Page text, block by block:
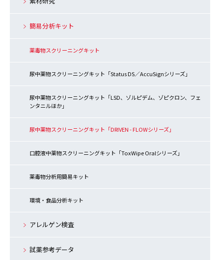
簡易分析キット
薬毒物スクリーニングキット
尿中薬物スクリーニングキット「Status DS／AccuSignシリーズ」
尿中薬物スクリーニングキット「LSD、ゾルピデム、ゾピクロン、フェ
ンタニルほか」
尿中薬物スクリーニングキット「DRIVEN - FLOWシリーズ」
口腔液中薬物スクリーニングキット「ToxWipe Oralシリーズ」
薬毒物分析用簡易キット
環境・食品分析キット
アレルゲン検査
試薬参考データ